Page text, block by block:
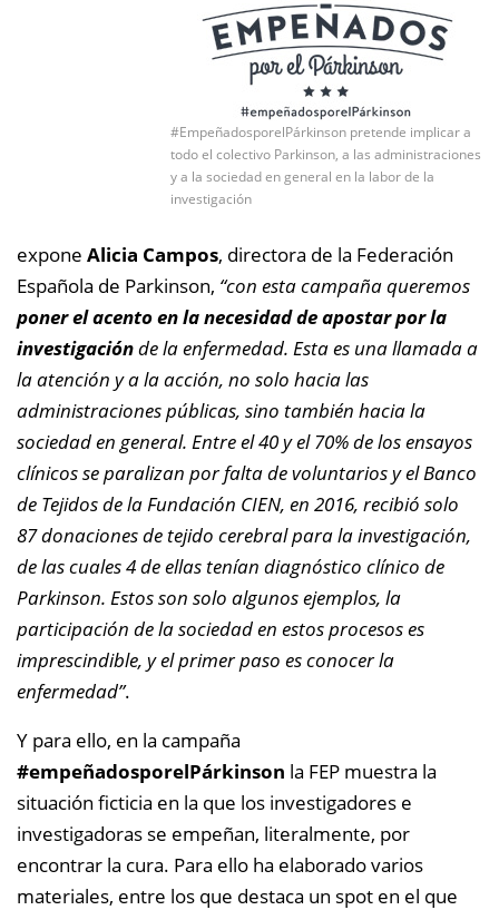
#EmpeñadosporelPárkinson pretende implicar a
todo el colectivo Parkinson, a las administraciones
y a la sociedad en general en la labor de la
investigación
expone Alicia Campos, directora de la Federación
Española de Parkinson, “con esta campaña queremos
poner el acento en la necesidad de apostar por la
investigaciónde la enfermedad. Esta es una llamada a
la atención y a la acción, no solo hacia las
administraciones públicas, sino también hacia la
sociedad en general. Entre el 40 y el 70% de los ensayos
clínicos se paralizan por falta de voluntarios y el Banco
de Tejidos de la Fundación CIEN, en 2016, recibió solo
87 donaciones de tejido cerebral para la investigación,
de las cuales 4 de ellas tenían diagnóstico clínico de
Parkinson. Estos son solo algunos ejemplos, la
participación de la sociedad en estos procesos es
imprescindible, y el primer paso es conocer la
enfermedad”.
Y para ello, en la campaña
#empeñadosporelPárkinson la FEP muestra la
situación ficticia en la que los investigadores e
investigadoras se empeñan, literalmente, por
encontrar la cura. Para ello ha elaborado varios
materiales, entre los que destaca un spot en el que